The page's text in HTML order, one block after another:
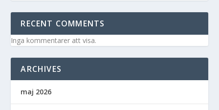
RECENT COMMENTS
Inga kommentarer att visa.
ARCHIVES
maj 2026